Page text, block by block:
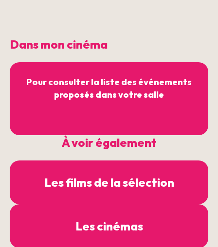
Dans mon cinéma
Pour consulter la liste des événements
proposés dans votre salle
À voir également
Les films de la sélection
Les cinémas